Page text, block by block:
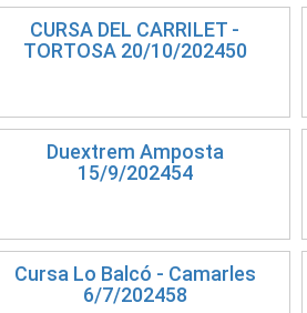
CURSA DEL CARRILET -
TORTOSA 20/10/202450
Duextrem Amposta
15/9/202454
Cursa Lo Balcó - Camarles
6/7/202458